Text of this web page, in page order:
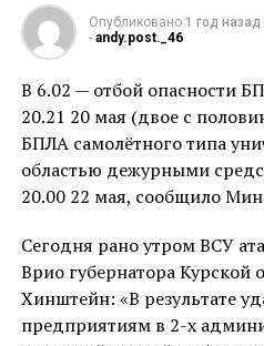
Опубликовано 1 год назад
- andy.post._46
В 6.02 — отбой опасности
20.21 20 мая (двое с
БПЛА самолётного типа
областью дежурными
20.00 22 мая, сообщило
Сегодня рано утром ВСУ
Врио губернатора Курской
Хинштейн: «В результате
предприятиям в 2-х